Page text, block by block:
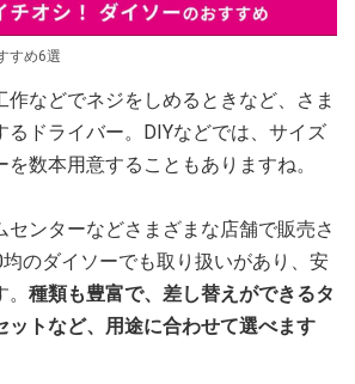
すめ6選
作などでネジをしめるときなど、さま
るドライバー。DIYなどでは、サイズ
数本用意することもありますね。
センターなどさまざまな店舗で販売さ
のダイソーでも取り扱いがあり、安
種類も豊富で、差し替えができるタ
ットなど、用途に合わせて選べます